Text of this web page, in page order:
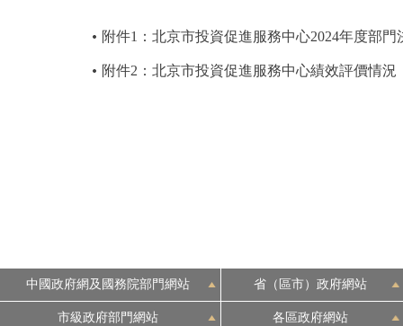
附件1：北京市投資促進服務中心2024年度部門
附件2：北京市投資促進服務中心績效評價情況
中國政府網及國務院部門網站 省（區市）政府網站
市級政府部門網站 各區政府網站